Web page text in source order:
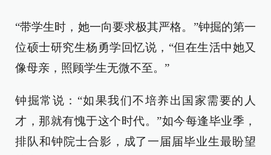
“带学生时，她一向要求极其严格。”钟掘的第一
位硕士研究生杨勇学回忆说，“但在生活中她又
像母亲，照顾学生无微不至。”
钟掘常说：“如果我们不培养出国家需要的人
才，那就有愧于这个时代。”如今每逢毕业季，
排队和钟院士合影，成了一届届毕业生最盼望